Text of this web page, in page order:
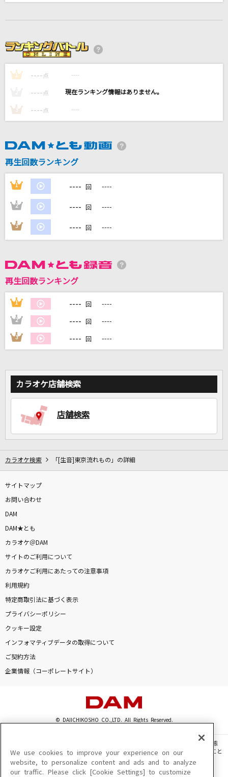
エリカ
コンプレックス・イマージュ
彩音
モアとおじさま
SIAM SHADE
Journey through the Decade
GACKT(Gackt)
[生音]平行線
さユり
DAMの新曲・ランキングなど
DAMに会員登録・ログインして
自宅でカラオケ歌い放題！
1 ---- 点 ----
---- 点 ----
3 ---- 点 ----
再生回数ランキング
1 ---- 回 ----
2 ---- 回 ----
3 ---- 回 ----
再生回数ランキング
1 ---- 回 ----
2 ---- 回 ----
3 ---- 回 ----
カラオケ店舗検索
店舗検索
カラオケ検索 「[生音]東京流れもの」の詳細
サイトマップ
お問い合わせ
DAM
DAM★とも
カラオケ＠DAM
サイトのご利用について
カラオケご利用にあたっての注意事項
利用規約
特定商取引法に基づく表示
プライバシーポリシー
クッキー設定
インフォマティブデータの取得について
ご契約方法
企業情報（コーポレートサイト）
© DAIICHIKOSHO CO.,LTD. All Rights Reserved.
このサイトに掲載されている一切の文章・画像・写真・動画・音声等を、手段や形態
を問わず、著作権法の定める範囲を超えて無断で複製、転載、ファイル化などすること
を禁じます。
楽曲及びコンテンツは、機種によりご利用いただけない場合があります。
We use cookies to improve your experience on our
website, to personalize content and ads and to analyze
our traffic. Please click [Cookie Settings] to customize